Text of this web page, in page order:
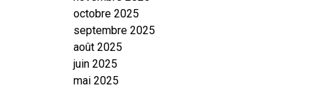
octobre 2025
septembre 2025
août 2025
juin 2025
mai 2025